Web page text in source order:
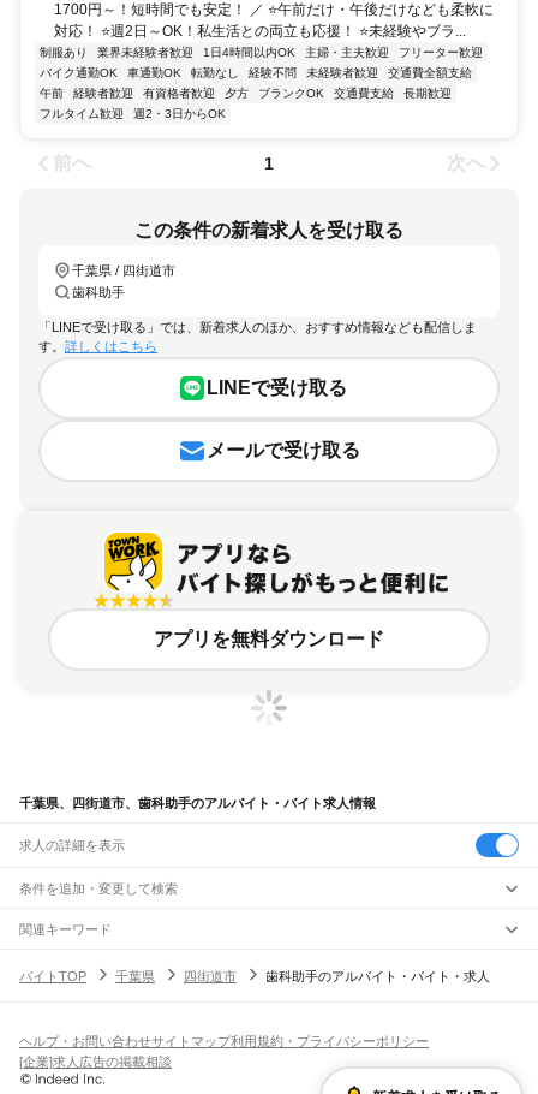
1700円～！短時間でも安定！ ／ ⭐午前だけ・午後だけなども柔軟に
対応！ ⭐週2日～OK！私生活との両立も応援！ ⭐未経験やブラ...
制服あり 業界未経験者歓迎 1日4時間以内OK 主婦・主夫歓迎
フリーター歓迎
バイク通勤OK
車通勤OK 転勤なし 経験不問 未経験者歓迎
交通費全額支給
午前
経験者歓迎 有資格者歓迎 夕方 ブランクOK 交通費支給
長期歓迎
フルタイム歓迎
週2・3日からOK
前へ 1 次へ
この条件の新着求人を受け取る
千葉県 / 四街道市
歯科助手
「LINEで受け取る」では、新着求人のほか、おすすめ情報なども配信しま
す。 詳しくはこちら
LINEで受け取る
メールで受け取る
アプリを無料ダウンロード
千葉県、四街道市、歯科助手のアルバイト・バイト求人情報
求人の詳細を表示
条件を追加・変更して検索
市区町村を追加・変更
千葉県すべて
銚子市市川市船橋市館山市木更津市松戸市野田市茂原市成田市佐倉市
旭市習志野市柏市勝浦市 八千代市我孫子市鴨川市鎌ケ谷市
駅を追加・変更
南流山駅新松戸駅 新八柱駅 東松戸駅市川大野駅船橋法典駅 西船橋駅
JR中央・総武線
市川駅 本八幡駅 東船橋駅 津田沼駅 幕張本郷駅
飲食・フードサービス
飲食・フードサービス
ホールスタッフ
皿洗い・洗い場精肉・鮮魚加工
特徴を追加・変更
人気
関連キーワード
バイトTOP歯科助手 千葉県 歯科助手四街道市 歯科助手
バイトTOP 千葉県 四街道市 歯科助手のアルバイト・バイト・求人
ヘルプ・お問い合わせサイトマップ利用規約・プライバシーポリシー
[企業]求人広告の掲載相談